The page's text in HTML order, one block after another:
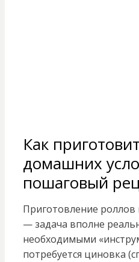
Как
домашних
пошаговый
Приготовление
— задача вполне
необходимыми
потребуется циновка